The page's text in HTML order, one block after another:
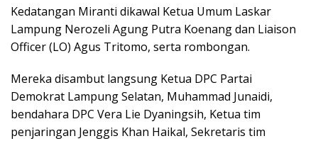
Kedatangan Miranti dikawal Ketua Umum Laskar
Lampung Nerozeli Agung Putra Koenang dan Liaison
Officer (LO) Agus Tritomo, serta rombongan.
Mereka disambut langsung Ketua DPC Partai
Demokrat Lampung Selatan, Muhammad Junaidi,
bendahara DPC Vera Lie Dyaningsih, Ketua tim
penjaringan Jenggis Khan Haikal, Sekretaris tim